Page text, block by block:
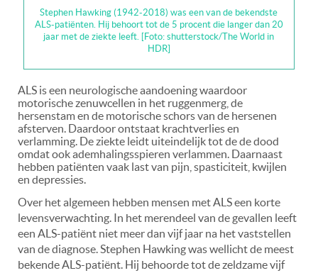
Stephen Hawking (1942-2018) was een van de bekendste
ALS-patiënten. Hij behoort tot de 5 procent die langer dan 20
jaar met de ziekte leeft. [Foto: shutterstock/The World in
HDR]
ALS is een neurologische aandoening waardoor
motorische zenuwcellen in het ruggenmerg, de
hersenstam en de motorische schors van de hersenen
afsterven. Daardoor ontstaat krachtverlies en
verlamming. De ziekte leidt uiteindelijk tot de de dood
omdat ook ademhalingsspieren verlammen. Daarnaast
hebben patiënten vaak last van pijn, spasticiteit, kwijlen
en depressies.
Over het algemeen hebben mensen met ALS een korte
levensverwachting. In het merendeel van de gevallen leeft
een ALS-patiënt niet meer dan vijf jaar na het vaststellen
van de diagnose. Stephen Hawking was wellicht de meest
bekende ALS-patiënt. Hij behoorde tot de zeldzame vijf